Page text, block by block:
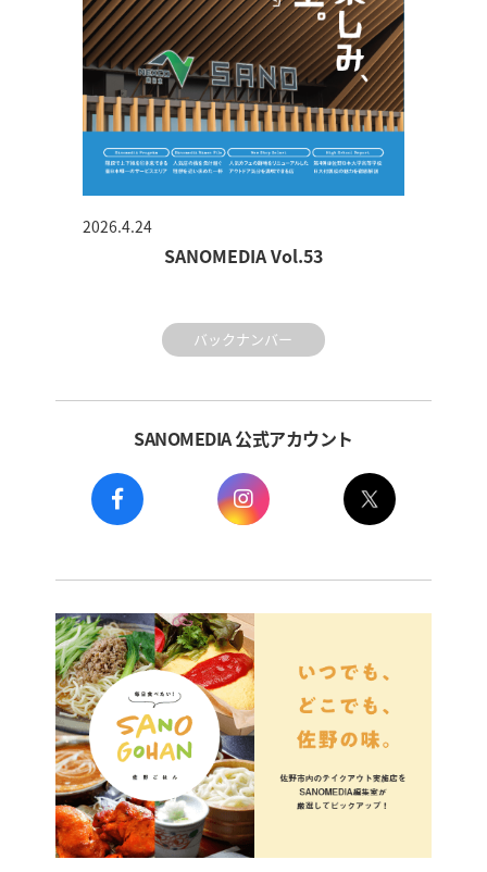
SANOMEDIA Vol.53
2026.4.24
バックナンバー
SANOMEDIA 公式アカウント